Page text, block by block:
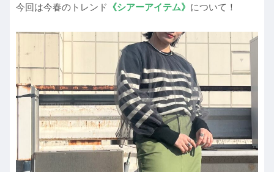
今回は今春のトレンド 《シアーアイテム》 について！